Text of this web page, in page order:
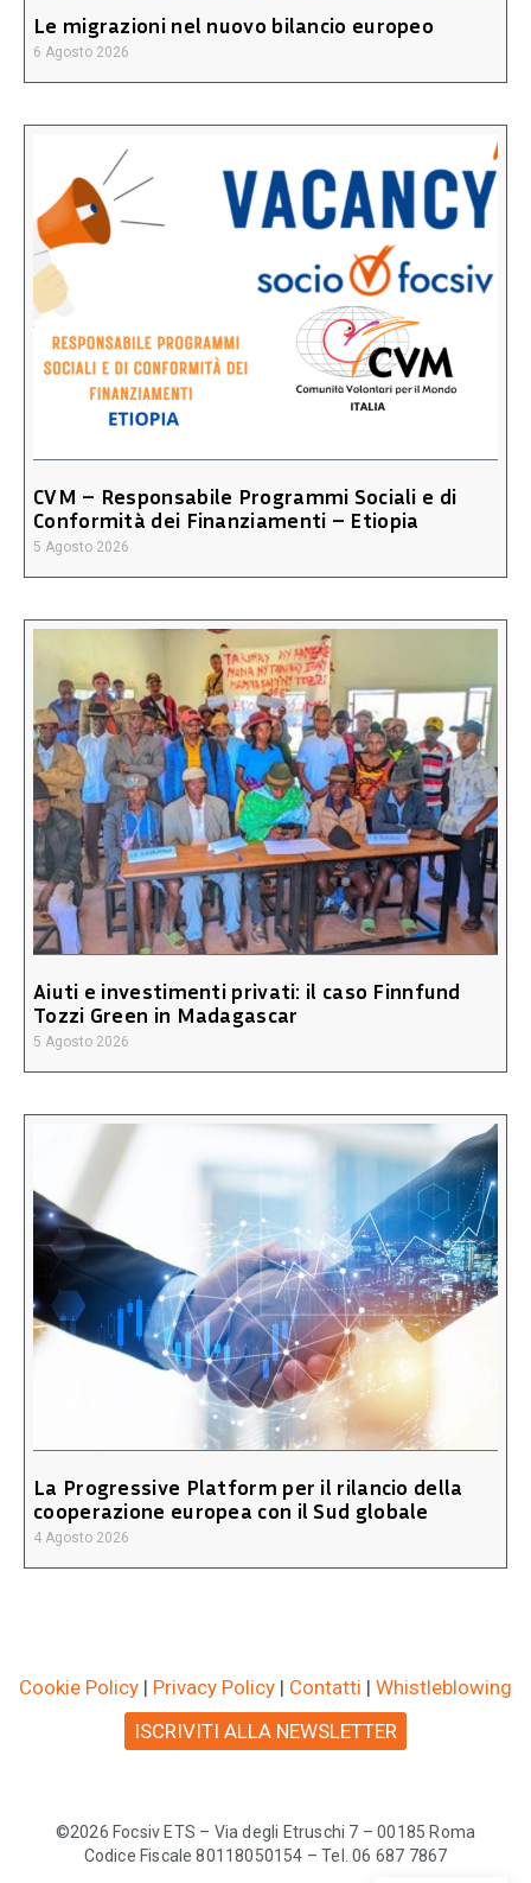
Le migrazioni nel nuovo bilancio europeo
6 Agosto 2026
CVM – Responsabile Programmi Sociali e di
Conformità dei Finanziamenti – Etiopia
5 Agosto 2026
Aiuti e investimenti privati: il caso Finnfund
Tozzi Green in Madagascar
5 Agosto 2026
La Progressive Platform per il rilancio della
cooperazione europea con il Sud globale
4 Agosto 2026
Cookie Policy | Privacy Policy | Contatti | Whistleblowing
ISCRIVITI ALLA NEWSLETTER
©2026 Focsiv ETS – Via degli Etruschi 7 – 00185 Roma
Codice Fiscale 80118050154 – Tel. 06 687 7867